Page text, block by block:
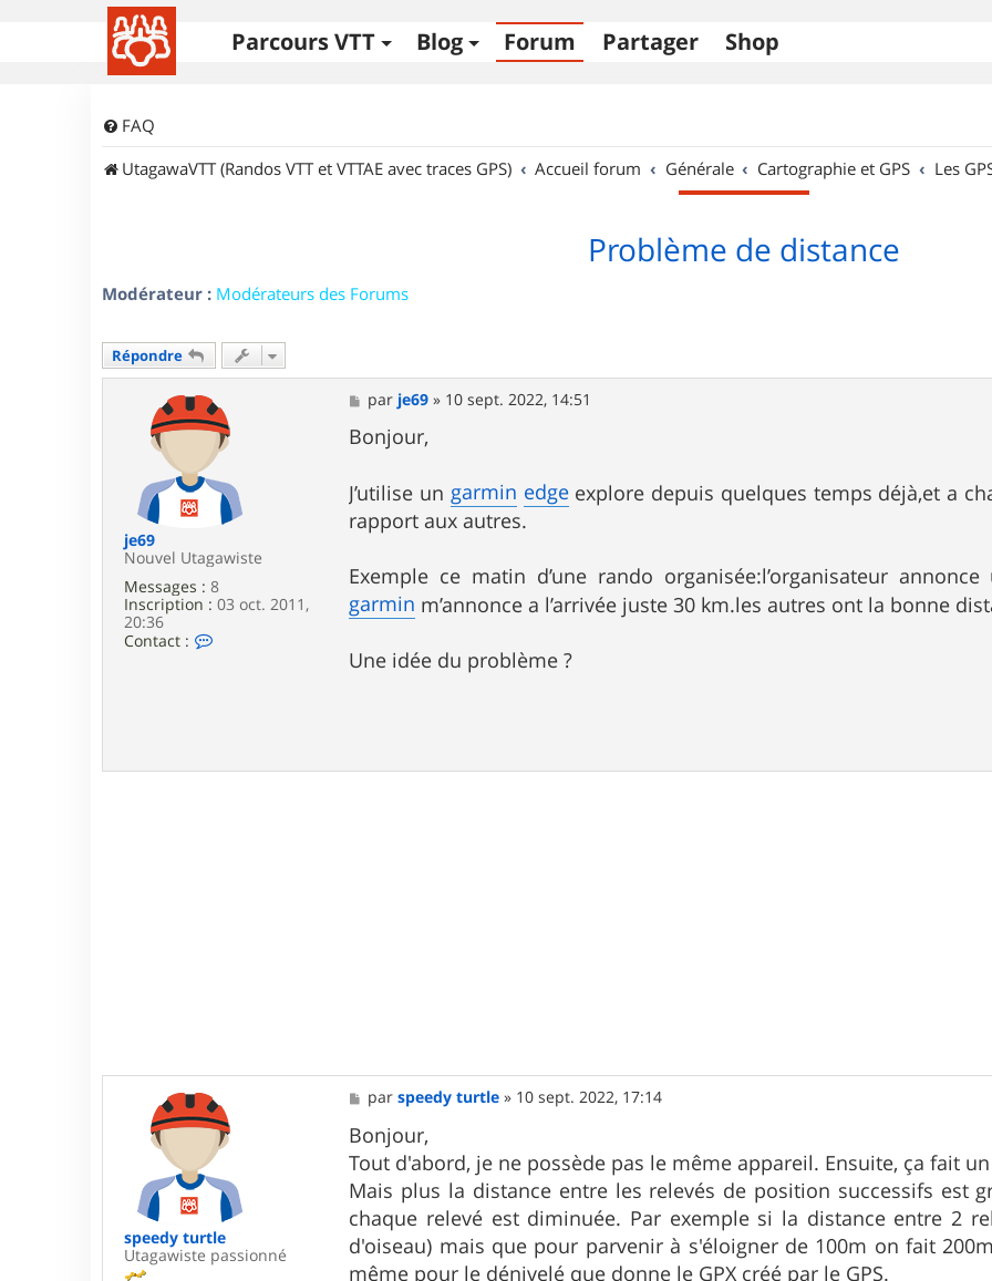
Parcours VTT Blog Forum Partager Shop
FAQ
UtagawaVTT (Randos VTT et VTTAE avec traces GPS)
Accueil forum Générale Cartographie et GPS Les
Problème de distance
Modérateur : Modérateurs des Forums
Répondre
je69
Nouvel Utagawiste
Messages : 8
Inscription : 03 oct. 2011,
20:36
Contact :
M
e
s
s
g
e
par je69 » 10 sept. 2022, 14:51
Bonjour,
J’utilise un garmin edgeexplore depuis quelques temps déjà,et a
rapport aux autres.
Exemple ce matin d’une rando organisée:l’organisateur
garmin m’annonce a l’arrivée juste 30 km.les autres ont la bonne
Une idée du problème ?
speedy turtle
Utagawiste passionné
M
e
s
s
a
g
e
parspeedy turtle » 10 sept. 2022, 17:14
Bonjour,
Tout d'abord, je ne possède pas le même appareil. Ensuite, ça fait
Mais plus la distance entre les relevés de position successifs est
chaque relevé est diminuée. Par exemple si la distance entre 2
d'oiseau) mais que pour parvenir à s'éloigner de 100m on fait
même pour le dénivelé que donne le GPX créé par le GPS.